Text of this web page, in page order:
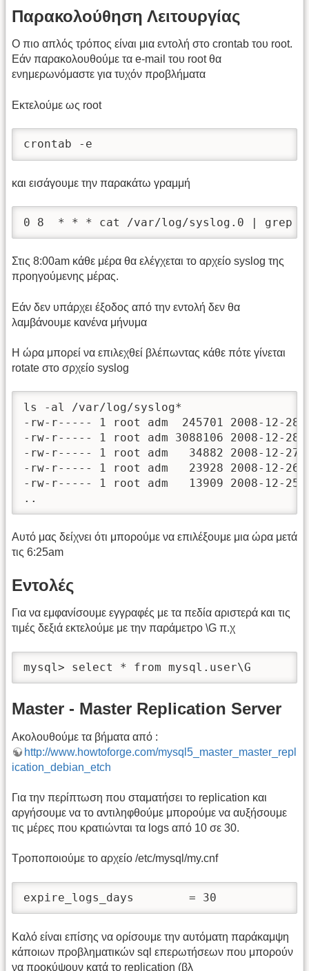
Παρακολούθηση Λειτουργίας
Ο πιο απλός τρόπος είναι μια εντολή στο crontab του root.
Εάν παρακολουθούμε τα e-mail του root θα
ενημερωνόμαστε για τυχόν προβλήματα
Εκτελούμε ως root
crontab -e
και εισάγουμε την παρακάτω γραμμή
0 8  * * * cat /var/log/syslog.0 | grep
Στις 8:00am κάθε μέρα θα ελέγχεται το αρχείο syslog της
προηγούμενης μέρας.
Εάν δεν υπάρχει έξοδος από την εντολή δεν θα
λαμβάνουμε κανένα μήνυμα
Η ώρα μπορεί να επιλεχθεί βλέπωντας κάθε πότε γίνεται
rotate στο σρχείο syslog
ls -al /var/log/syslog*
-rw-r----- 1 root adm  245701 2008-12-
-rw-r----- 1 root adm 3088106 2008-12-
-rw-r----- 1 root adm   34882 2008-12-
-rw-r----- 1 root adm   23928 2008-12-
-rw-r----- 1 root adm   13909 2008-12-
..
Αυτό μας δείχνει ότι μπορούμε να επιλέξουμε μια ώρα μετά
τις 6:25am
Εντολές
Για να εμφανίσουμε εγγραφές με τα πεδία αριστερά και τις
τιμές δεξιά εκτελούμε με την παράμετρο \G π.χ
mysql> select * from mysql.user\G
Master - Master Replication Server
Ακολουθούμε τα βήματα από :
http://www.howtoforge.com/mysql5_master_master_repl
ication_debian_etch
Για την περίπτωση που σταματήσει το replication και
αργήσουμε να το αντιληφθούμε μπορούμε να αυξήσουμε
τις μέρες που κρατιώνται τα logs από 10 σε 30.
Τροποποιούμε το αρχείο /etc/mysql/my.cnf
expire_logs_days        = 30
Καλό είναι επίσης να ορίσουμε την αυτόματη παράκαμψη
κάποιων προβληματικών sql επερωτήσεων που μπορούν
να προκύψουν κατά το replication (βλ